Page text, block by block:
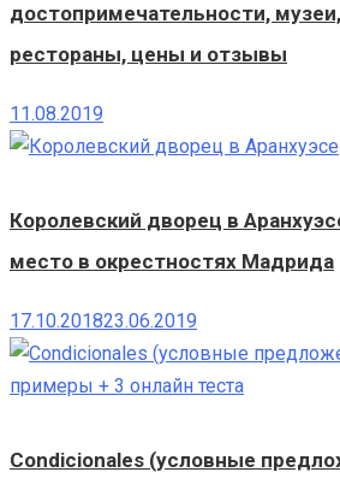
достопримечательности,
рестораны, цены и отзывы
11.08.2019
Королевский дворец в
место в окрестностях Мадрида
17.10.201823.06.2019
Condicionales (условные